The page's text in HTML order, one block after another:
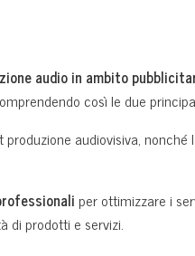
audio in ambito
così le due
audiovisiva,
per ottimizzare i
di prodotti e servizi.